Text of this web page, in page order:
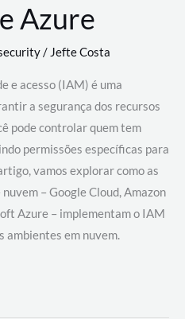
Azure
/ Jefte Costa
e acesso (IAM) é uma
a segurança dos recursos
pode controlar quem tem
permissões específicas para
vamos explorar como as
– Google Cloud, Amazon
Azure – implementam o IAM
ambientes em nuvem.